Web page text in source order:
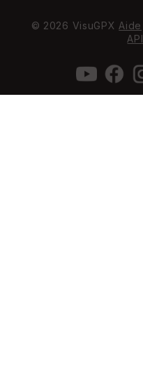
© 2026 VisuGPX Aide
API